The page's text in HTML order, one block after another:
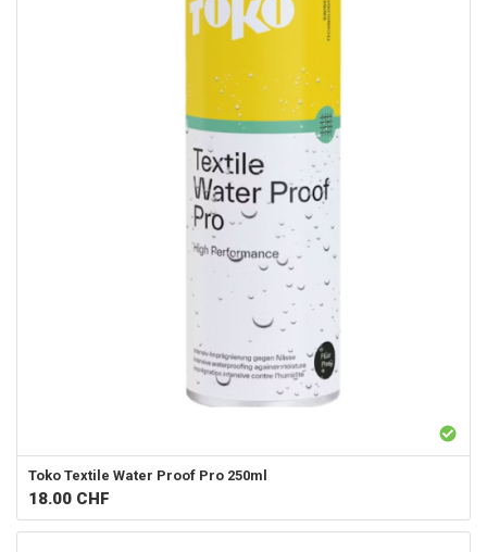
Toko Textile Water Proof Pro 250ml
18.00 CHF